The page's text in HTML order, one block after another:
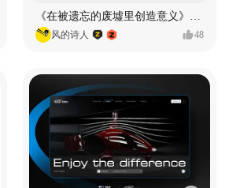
《在被遗忘的废墟里创造意义》#MVLAND嘻哈狂欢派对
风的诗人 48